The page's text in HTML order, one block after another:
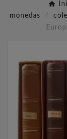
monedas